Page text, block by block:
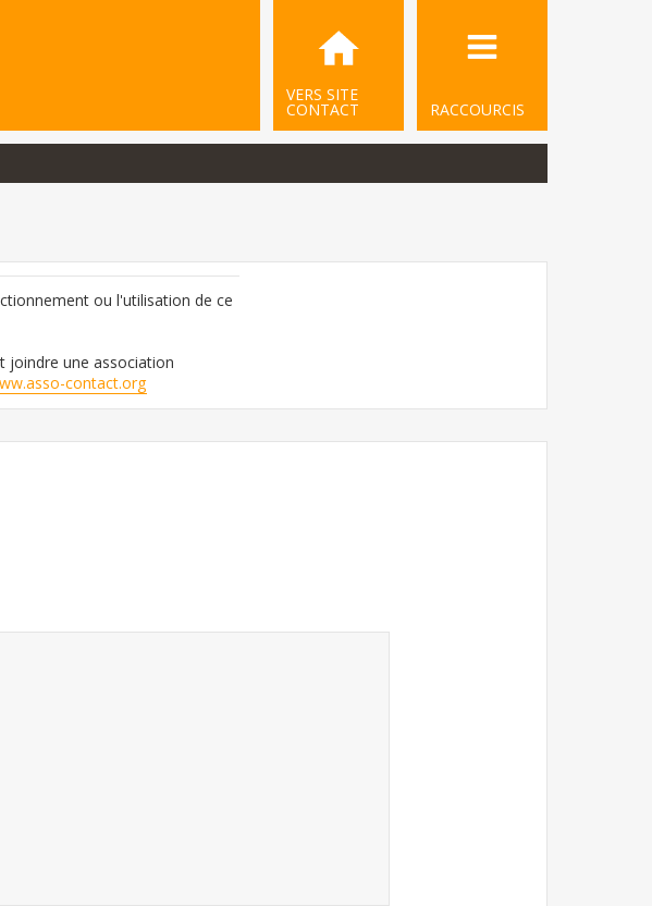
RACCOURCIS
VERS SITE
CONTACT
ou l'utilisation de ce
joindre une association
contact.org